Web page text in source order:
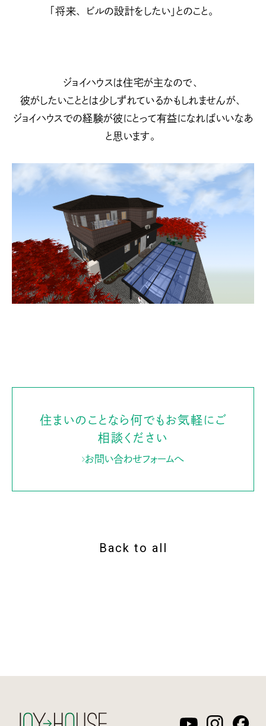
「将来、ビルの設計をしたい」とのこと。
ジョイハウスは住宅が主なので、
彼がしたいこととは少しずれているかもしれませんが、
ジョイハウスでの経験が彼にとって有益になればいいなあ
と思います。
住まいのことなら何でもお気軽にご
相談ください
お問い合わせフォームへ
Back to all